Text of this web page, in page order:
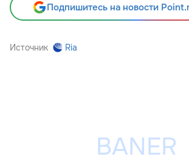
Подпишитесь на новости
Источник Ria